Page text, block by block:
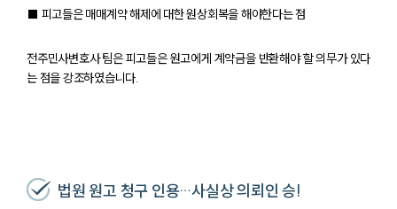
■ 피고들은 매매계약 해제에 대한 원상회복을 해야한다는 점
전주민사변호사 팀은 피고들은 원고에게 계약금을 반환해야 할 의무가 있다
는 점을 강조하였습니다.
법원 원고 청구 인용…사실상 의뢰인 승!